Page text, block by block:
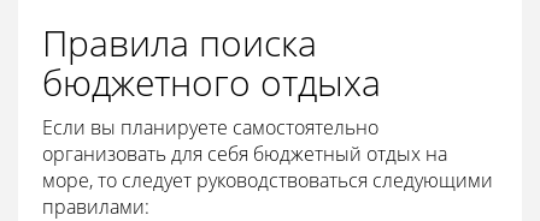
Правила поиска
бюджетного отдыха
Если вы планируете самостоятельно
организовать для себя бюджетный отдых на
море, то следует руководствоваться следующими
правилами: